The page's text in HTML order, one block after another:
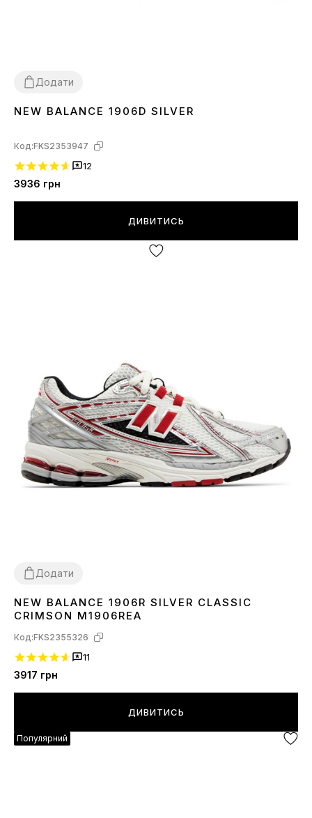
Додати
3637 3839404142 4445
NEW BALANCE 1906D SILVER
Код:FKS2353947
12
3936 грн
ДИВИТИСЬ
Додати
4145
NEW BALANCE 1906R SILVER CLASSIC
CRIMSON M1906REA
Код:FKS2355326
11
3917 грн
ДИВИТИСЬ
Популярний